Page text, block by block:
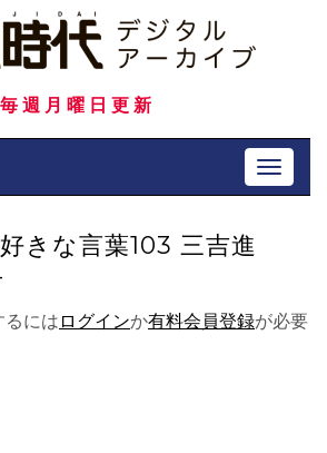
毎週月曜日更新
Toggle
きな言葉103 三吉進
るには ログインか有料会員登録が必要